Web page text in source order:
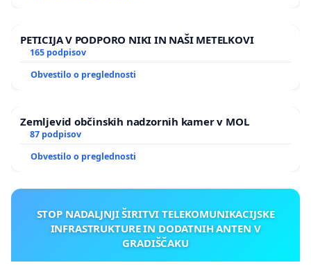
PETICIJA V PODPORO NIKI IN NAŠI METELKOVI
165 podpisov
Obvestilo o preglednosti
Zemljevid občinskih nadzornih kamer v MOL
87 podpisov
Obvestilo o preglednosti
STOP NADALJNJI ŠIRITVI TELEKOMUNIKACIJSKE
INFRASTRUKTURE IN DODATNIH ANTEN V
GRADIŠČAKU